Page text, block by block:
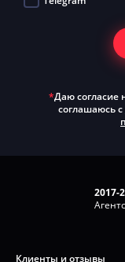
*Даю согласие
соглашаюсь с
2017-
Клиенты и отзывы